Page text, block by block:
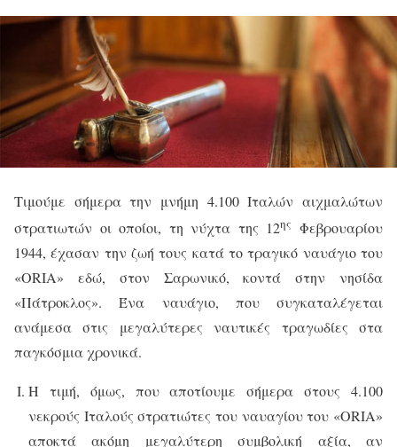
Τιμούμε σήμερα την μνήμη 4.100 Ιταλών αιχμαλώτων
στρατιωτών οι οποίοι, τη νύχτα της 12ης Φεβρουαρίου
1944, έχασαν την ζωή τους κατά το τραγικό ναυάγιο του
«ORIA» εδώ, στον Σαρωνικό, κοντά στην νησίδα
«Πάτροκλος». Ένα ναυάγιο, που συγκαταλέγεται
ανάμεσα στις μεγαλύτερες ναυτικές τραγωδίες στα
παγκόσμια χρονικά.
Η τιμή, όμως, που αποτίουμε σήμερα στους 4.100
νεκρούς Ιταλούς στρατιώτες του ναυαγίου του «ORIA»
αποκτά ακόμη μεγαλύτερη συμβολική αξία, αν